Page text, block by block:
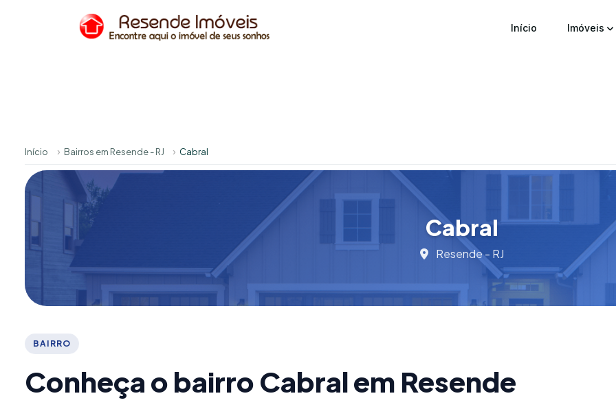
Início Imóveis
Início Bairros em Resende - RJ Cabral
Cabral
Resende - RJ
BAIRRO
Conheça o bairro Cabral em Resende